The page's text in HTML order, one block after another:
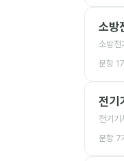
소방
소방전
문항 17
전기
전기
문항 7